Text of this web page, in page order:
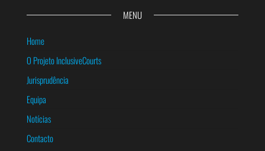
MENU
Home
O Projeto InclusiveCourts
Jurisprudência
Equipa
Notícias
Contacto